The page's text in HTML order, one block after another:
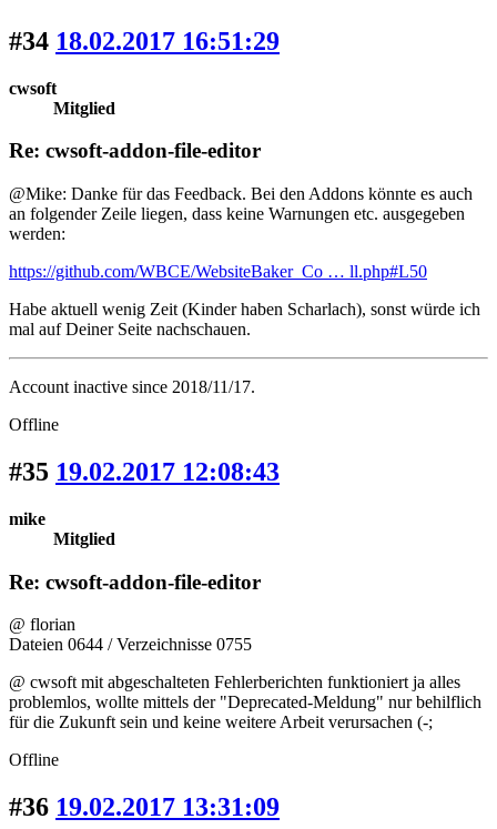
#34 18.02.2017 16:51:29
cwsoft
Mitglied
Re: cwsoft-addon-file-editor
@Mike: Danke für das Feedback. Bei den Addons könnte es auch
an folgender Zeile liegen, dass keine Warnungen etc. ausgegeben
werden:
https://github.com/WBCE/WebsiteBaker_Co … ll.php#L50
Habe aktuell wenig Zeit (Kinder haben Scharlach), sonst würde ich
mal auf Deiner Seite nachschauen.
Account inactive since 2018/11/17.
Offline
#35 19.02.2017 12:08:43
mike
Mitglied
Re: cwsoft-addon-file-editor
@ florian
Dateien 0644 / Verzeichnisse 0755
@ cwsoft mit abgeschalteten Fehlerberichten funktioniert ja alles
problemlos, wollte mittels der "Deprecated-Meldung" nur behilflich
für die Zukunft sein und keine weitere Arbeit verursachen (-;
Offline
#36 19.02.2017 13:31:09